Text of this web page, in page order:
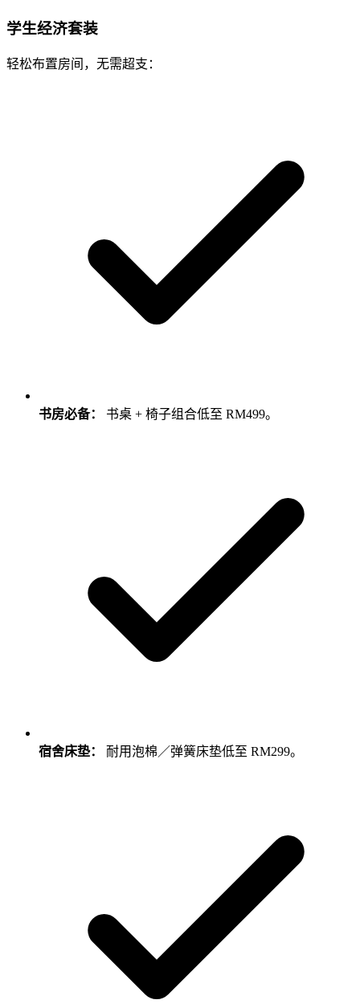
学生经济套装
轻松布置房间，无需超支：
书房必备： 书桌 + 椅子组合低至 RM499。
宿舍床垫： 耐用泡棉／弹簧床垫低至 RM299。